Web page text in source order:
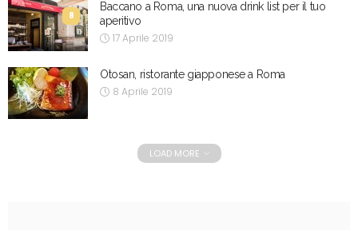
8
Baccano a Roma, una nuova drink list per il tuo
aperitivo
17 Aprile 2019
Otosan, ristorante giapponese a Roma
8 Aprile 2019
LOAD MORE